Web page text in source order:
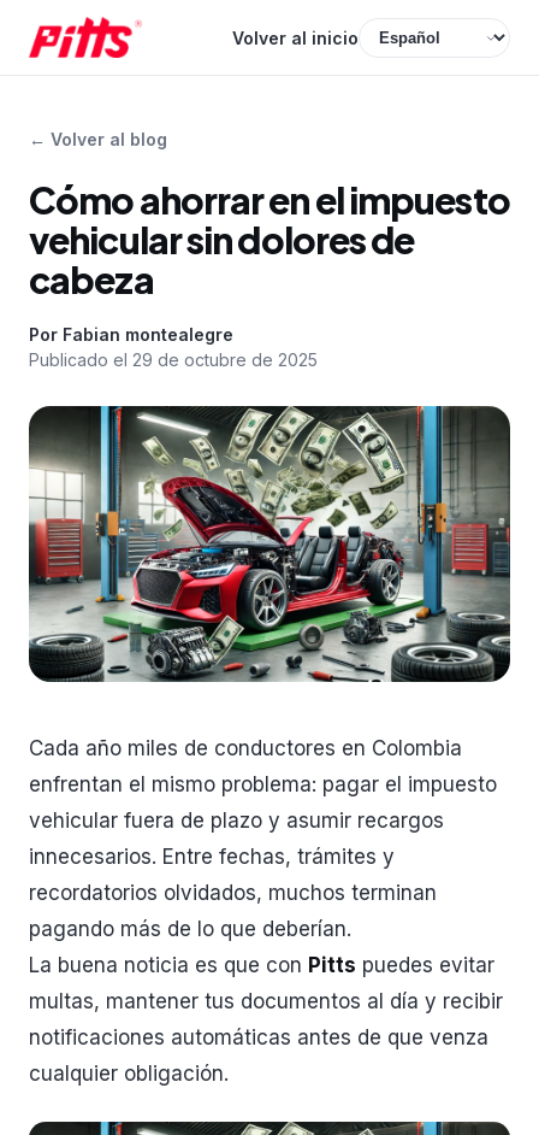
Volver al inicio
← Volver al blog
Cómo ahorrar en el impuesto
vehicular sin dolores de
cabeza
Por Fabian montealegre
Publicado el 29 de octubre de 2025
Cada año miles de conductores en Colombia
enfrentan el mismo problema: pagar el impuesto
vehicular fuera de plazo y asumir recargos
innecesarios. Entre fechas, trámites y
recordatorios olvidados, muchos terminan
pagando más de lo que deberían.
La buena noticia es que con Pitts puedes evitar
multas, mantener tus documentos al día y recibir
notificaciones automáticas antes de que venza
cualquier obligación.